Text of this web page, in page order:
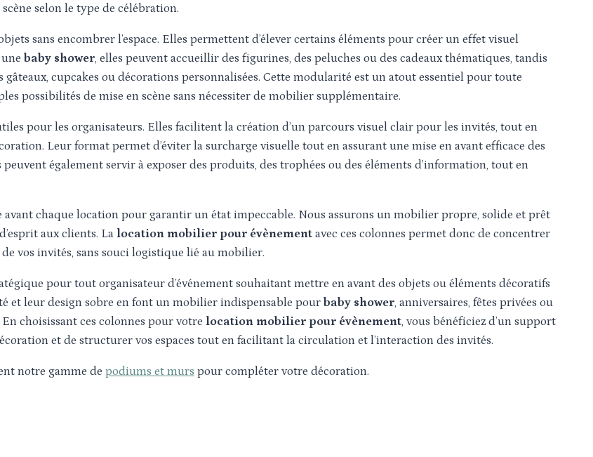
selon le type de célébration.
sans encombrer l’espace. Elles permettent d’élever certains éléments pour créer un effet visuel
baby shower, elles peuvent accueillir des figurines, des peluches ou des cadeaux thématiques, tandis
gâteaux, cupcakes ou décorations personnalisées. Cette modularité est un atout essentiel pour toute
possibilités de mise en scène sans nécessiter de mobilier supplémentaire.
pour les organisateurs. Elles facilitent la création d’un parcours visuel clair pour les invités, tout en
Leur format permet d’éviter la surcharge visuelle tout en assurant une mise en avant efficace des
également servir à exposer des produits, des trophées ou des éléments d’information, tout en
chaque location pour garantir un état impeccable. Nous assurons un mobilier propre, solide et prêt
aux clients. La location mobilier pour évènement avec ces colonnes permet donc de concentrer
vos invités, sans souci logistique lié au mobilier.
pour tout organisateur d’événement souhaitant mettre en avant des objets ou éléments décoratifs
et leur design sobre en font un mobilier indispensable pour baby shower, anniversaires, fêtes privées ou
choisissant ces colonnes pour votre location mobilier pour évènement, vous bénéficiez d’un support
et de structurer vos espaces tout en facilitant la circulation et l’interaction des invités.
notre gamme de podiums et murs pour compléter votre décoration.